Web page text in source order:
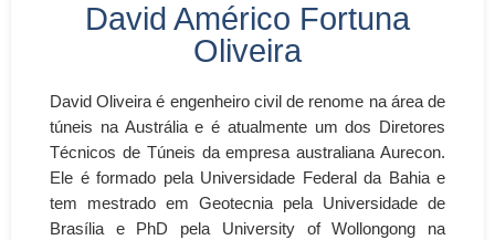
David Américo Fortuna
Oliveira
David Oliveira é engenheiro civil de renome na área de
túneis na Austrália e é atualmente um dos Diretores
Técnicos de Túneis da empresa australiana Aurecon.
Ele é formado pela Universidade Federal da Bahia e
tem mestrado em Geotecnia pela Universidade de
Brasília e PhD pela University of Wollongong na